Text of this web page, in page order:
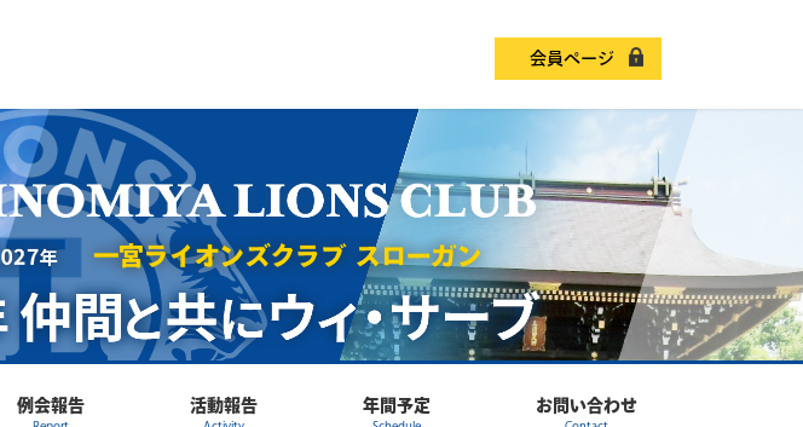
会員ページ
例会報告 活動報告 年間予定 お問い合わせ